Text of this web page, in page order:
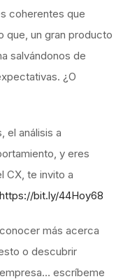
coherentes que
que, un gran producto
salvándonos de
¿O
el análisis a
y eres
CX, te invito a
https://bit.ly/44Hoy68
más acerca
o descubrir
escríbeme